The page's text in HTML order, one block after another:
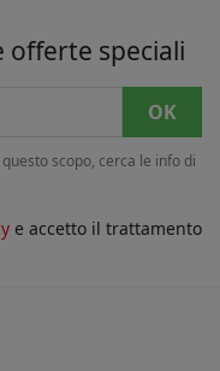
offerte speciali
scopo, cerca le info di
e accetto il trattamento